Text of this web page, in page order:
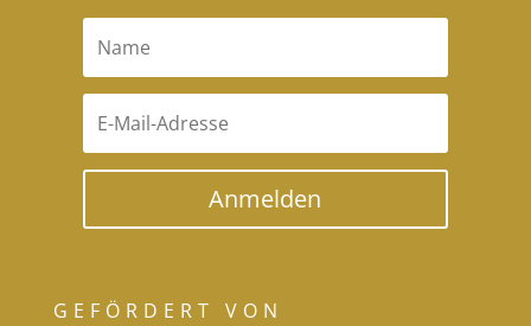
Anmelden
GEFÖRDERT VON